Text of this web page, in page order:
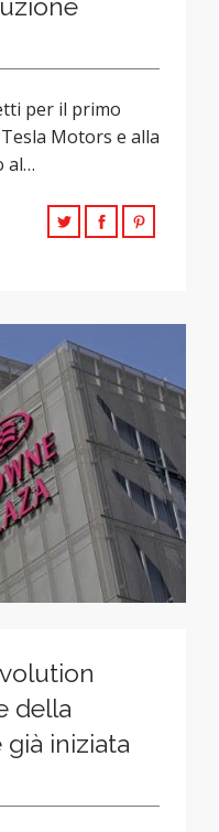
per il primo
Motors e alla
al…
della
iniziata